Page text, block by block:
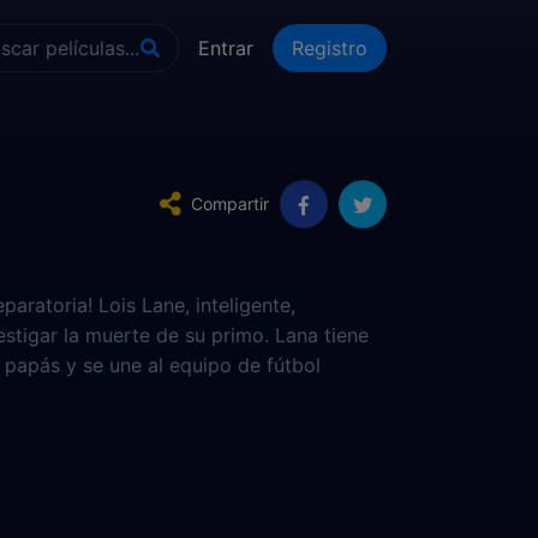
Entrar Registro
Compartir
Lois Lane, inteligente,
la muerte de su primo. Lana tiene
y se une al equipo de fútbol